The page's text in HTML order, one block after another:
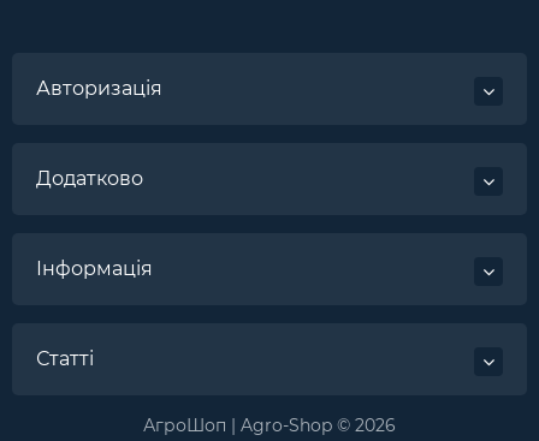
Авторизація
Додатково
Інформація
Статті
АгроШоп | Agro-Shop © 2026